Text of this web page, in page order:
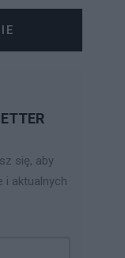
się, aby
aktualnych